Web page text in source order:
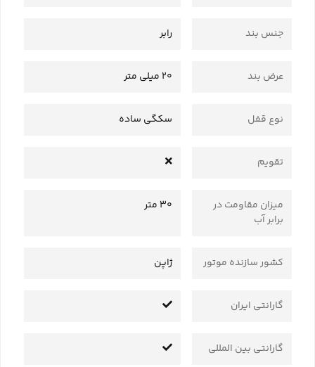
جنس بند رابر
عرض بند 20 میلی متر
نوع قفل سکگی ساده
تقویم
میزان مقاومت در
برابر آب
30 متر
کشور سازنده موتور ژاپن
گارانتی ایران
گارانتی بین المللی